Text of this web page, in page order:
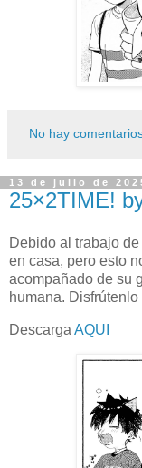
No hay
13 de julio de
25×2TIME!
Debido al trabajo
en casa, pero esto
acompañado de su
humana. Disfrútenlo
Descarga AQUI